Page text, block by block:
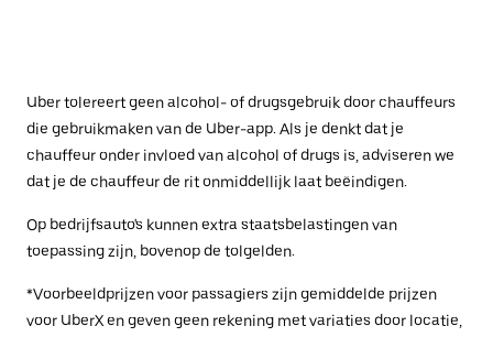
Uber tolereert geen alcohol- of drugsgebruik door chauffeurs
die gebruikmaken van de Uber-app. Als je denkt dat je
chauffeur onder invloed van alcohol of drugs is, adviseren we
dat je de chauffeur de rit onmiddellijk laat beëindigen.
Op bedrijfsauto's kunnen extra staatsbelastingen van
toepassing zijn, bovenop de tolgelden.
*Voorbeeldprijzen voor passagiers zijn gemiddelde prijzen
voor UberX en geven geen rekening met variaties door locatie,